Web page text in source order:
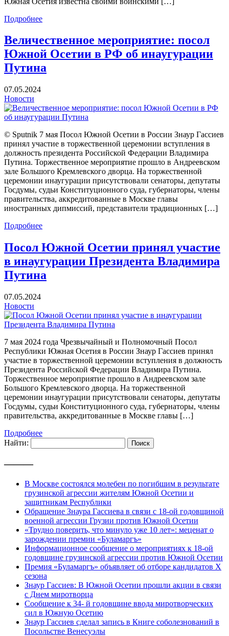
Подробнее
Величественное мероприятие: посол
Южной Осетии в РФ об инаугурации
Путина
07.05.2024
Новости
© Sputnik 7 мая Посол Южной Осетии в России Знаур Гассиев
принял участие в торжественной церемонии вступления в
должность президента Российской Федерации Владимира
Путина. Торжественное мероприятие прошло в Андреевском
зале Большого Кремлевского дворца. На торжественной
церемонии инаугурации присутствовали сенаторы, депутаты
Госдумы, судьи Конституционного суда, губернаторы, члены
правительства, аккредитованные в Москве главы
иностранных дипмиссий, представители традиционных […]
Подробнее
Посол Южной Осетии принял участие
в инаугурации Президента Владимира
Путина
07.05.2024
Новости
7 мая 2024 года Чрезвычайный и Полномочный Посол
Республики Южная Осетия в России Знаур Гассиев принял
участие в торжественной церемонии вступления в должность
Президента Российской Федерации Владимира Путина.
Торжественное мероприятие прошло в Андреевском зале
Большого Кремлевского дворца. На торжественной
церемонии инаугурации присутствовали сенаторы, депутаты
Госдумы, судьи Конституционного суда, губернаторы, члены
правительства, аккредитованные в Москве главы […]
Подробнее
Найти:
———
В Москве состоялся молебен по погибшим в результате
грузинской агрессии жителям Южной Осетии и
защитникам Республики
Обращение Знаура Гассиева в связи с 18-ой годовщиной
военной агрессии Грузии против Южной Осетии
«Трудно поверить, что минуло уже 10 лет»: меценат о
зарождении премии «Буламаргъ»
Информационное сообщение о мероприятиях к 18-ой
годовщине грузинской агрессии против Южной Осетии
Премия «Буламаргъ» объявляет об отборе кандидатов Х
сезона
Знаур Гассиев: В Южной Осетии прошли акции в связи
с Днем миротворца
Сообщение к 34- й годовщине ввода миротворческих
сил в Южную Осетию
Знаур Гассиев сделал запись в Книге соболезнований в
Посольстве Венесуэлы